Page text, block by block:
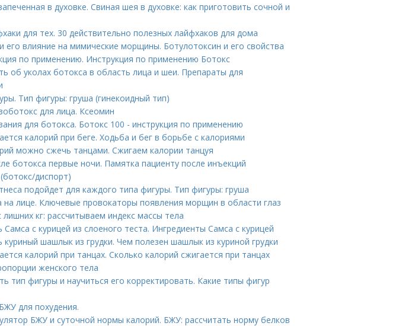
в духовке. Свиная шея в духовке: как приготовить сочной и
для тех. 30 действительно полезных лайфхаков для дома
его влияние на мимические морщины. Ботулотоксин и его свойства
по применению. Инструкция по применению Ботокс
об уколах ботокса в область лица и шеи. Препараты для
Тип фигуры: груша (гинекоидный тип)
для лица. Ксеомин
для ботокса. Ботокс 100 - инструкция по применению
калорий при беге. Ходьба и бег в борьбе с калориями
можно сжечь танцами. Сжигаем калории танцуя
ботокса первые ночи. Памятка пациенту после инъекций
диспорт)
подойдет для каждого типа фигуры. Тип фигуры: груша
на лице. Ключевые провокаторы появления морщин в области глаз
лишних кг: рассчитываем индекс массы тела
Самса с курицей из слоеного теста. Ингредиенты Самса с курицей
куриный шашлык из грудки. Чем полезен шашлык из куриной грудки
калорий при танцах. Сколько калорий сжигается при танцах
женского тела
тип фигуры и научиться его корректировать. Какие типы фигур
для похудения.
БЖУ и суточной нормы калорий. БЖУ: рассчитать норму белков